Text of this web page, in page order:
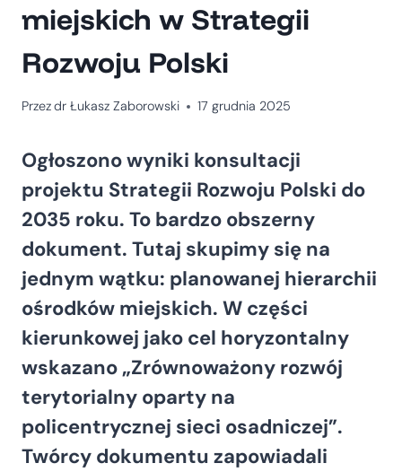
miejskich w Strategii
Rozwoju Polski
Przezdr Łukasz Zaborowski 17 grudnia 2025
Ogłoszono wyniki konsultacji
projektu Strategii Rozwoju Polski do
2035 roku. To bardzo obszerny
dokument. Tutaj skupimy się na
jednym wątku: planowanej hierarchii
ośrodków miejskich. W części
kierunkowej jako cel horyzontalny
wskazano „Zrównoważony rozwój
terytorialny oparty na
policentrycznej sieci osadniczej”.
Twórcy dokumentu zapowiadali